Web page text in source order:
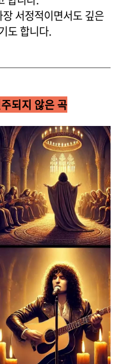
서정적이면서도 깊은
도 합니다.
되지 않은 곡